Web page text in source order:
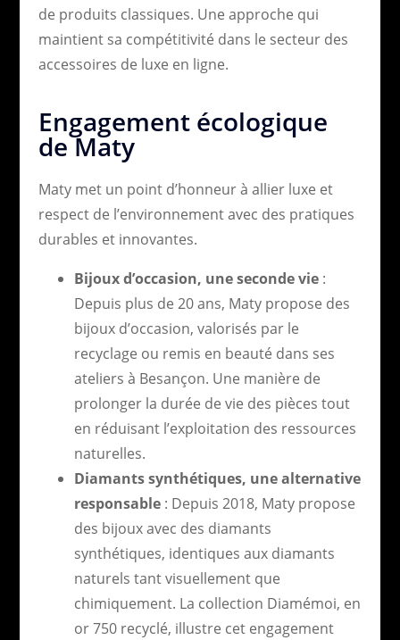
de produits classiques. Une approche qui
maintient sa compétitivité dans le secteur des
accessoires de luxe en ligne.
Engagement écologique
de Maty
Maty met un point d’honneur à allier luxe et
respect de l’environnement avec des pratiques
durables et innovantes.
Bijoux d’occasion, une seconde vie:
Depuis plus de 20 ans, Maty propose des
bijoux d’occasion, valorisés par le
recyclage ou remis en beauté dans ses
ateliers à Besançon. Une manière de
prolonger la durée de vie des pièces tout
en réduisant l’exploitation des ressources
naturelles.
Diamants synthétiques, une alternative
responsable: Depuis 2018, Maty propose
des bijoux avec des diamants
synthétiques, identiques aux diamants
naturels tant visuellement que
chimiquement. La collection Diamémoi, en
or 750 recyclé, illustre cet engagement